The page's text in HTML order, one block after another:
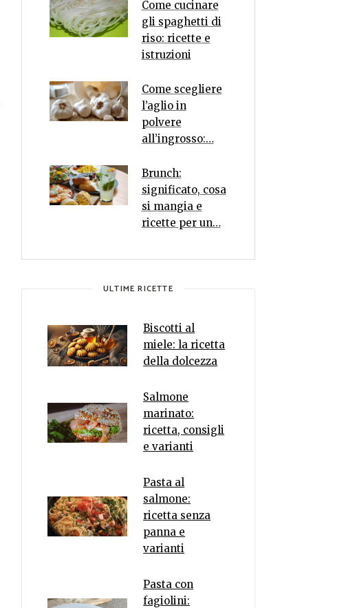
Come cucinare
gli spaghetti di
riso: ricette e
istruzioni
Come scegliere
l’aglio in
polvere
all’ingrosso:…
Brunch:
significato, cosa
si mangia e
ricette per un…
ULTIME RICETTE
Biscotti al
miele: la ricetta
della dolcezza
Salmone
marinato:
ricetta, consigli
e varianti
Pasta al
salmone:
ricetta senza
panna e
varianti
Pasta con
fagiolini: